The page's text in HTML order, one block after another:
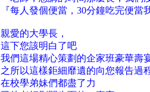
『每人發個便當，30分鐘吃完便當
親愛的大學長，
這下您該明白了吧
我們這場精心策劃的企家班豪華壽
之所以這樣鉅細靡遺的向您報告過
在校學弟妹們都盡了力